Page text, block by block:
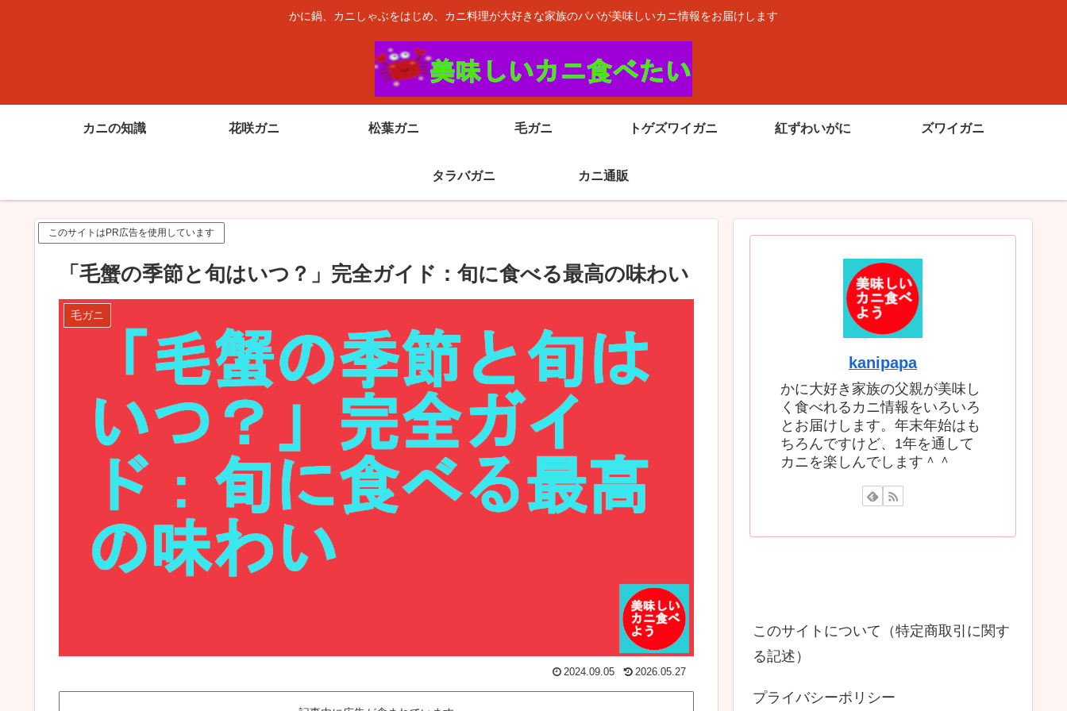
かに鍋、カニしゃぶをはじめ、カニ料理が大好きな家族のパパが美味しいカニ情報をお届けします
カニの知識 花咲ガニ 松葉ガニ 毛ガニ トゲズワイガニ 紅ずわいがに ズワイガニ
タラバガニ カニ通販
このサイトはPR広告を使用しています
「毛蟹の季節と旬はいつ？」完全ガイド：旬に食べる最高の味わい
毛ガニ
2024.09.05 2026.05.27
kanipapa
かに大好き家族の父親が美味し
く食べれるカニ情報をいろいろ
とお届けします。年末年始はも
ちろんですけど、1年を通して
カニを楽しんでします＾＾
このサイトについて（特定商取引に関す
る記述）
プライバシーポリシー